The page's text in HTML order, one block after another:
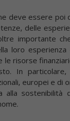
deve essere poi
delle
importante
loro
le risorse
In
europei e
alla